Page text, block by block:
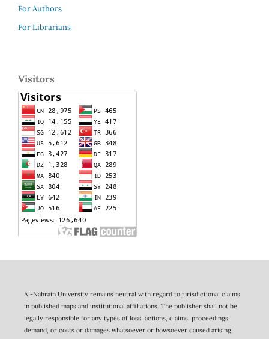
For Authors
For Librarians
Visitors
Al-Nahrain University remains neutral with regard to jurisdictional claims
in published maps and institutional affiliations. The publisher shall not be
legally responsible for any types of loss, actions, claims, proceedings,
demand, or costs or damages whatsoever or howsoever caused arising